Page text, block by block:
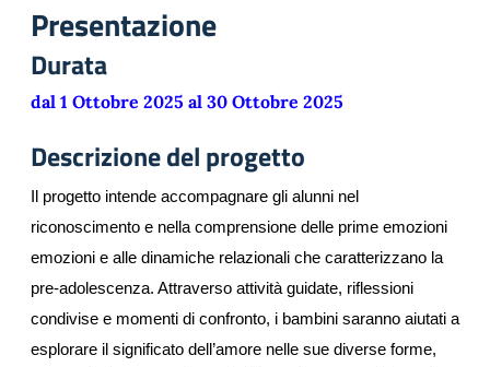
Presentazione
Durata
dal 1 Ottobre 2025 al 30 Ottobre 2025
Descrizione del progetto
Il progetto intende accompagnare gli alunni nel
riconoscimento e nella comprensione delle prime emozioni
emozioni e alle dinamiche relazionali che caratterizzano la
pre-adolescenza. Attraverso attività guidate, riflessioni
condivise e momenti di confronto, i bambini saranno aiutati a
esplorare il significato dell’amore nelle sue diverse forme,